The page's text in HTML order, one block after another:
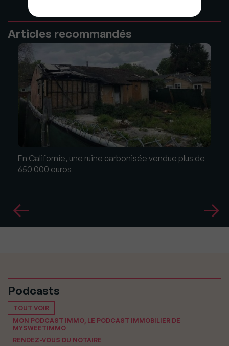
Articles recommandés
En Californie, une ruine carbonisée vendue plus de
650 000 euros
Podcasts
TOUT VOIR
MON PODCAST IMMO, LE PODCAST IMMOBILIER DE
MYSWEETIMMO
RENDEZ-VOUS DU NOTAIRE